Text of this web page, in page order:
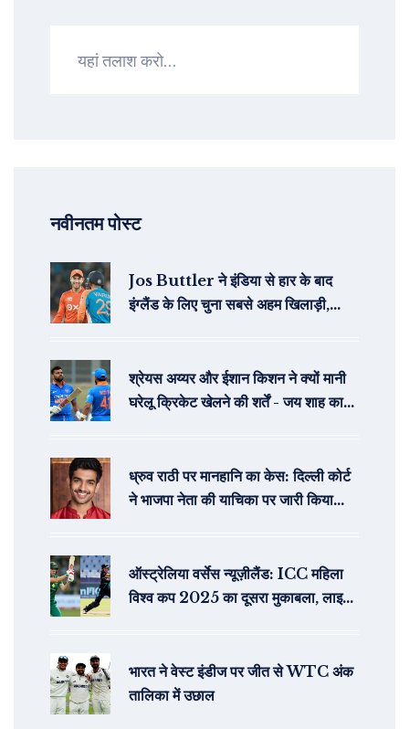
नवीनतम पोस्ट
Jos Buttler ने इंडिया से हार के बाद
इंग्लैंड के लिए चुना सबसे अहम खिलाड़ी,
श्रेयस अय्यर और ईशान किशन ने क्यों मानी
घरेलू क्रिकेट खेलने की शर्तें - जय शाह का
ध्रुव राठी पर मानहानि का केस: दिल्ली कोर्ट
ने भाजपा नेता की याचिका पर जारी किया
ऑस्ट्रेलिया वर्सेस न्यूज़ीलैंड: ICC महिला
विश्व कप 2025 का दूसरा मुकाबला, लाइव
भारत ने वेस्ट इंडीज पर जीत से WTC अंक
तालिका में उछाल